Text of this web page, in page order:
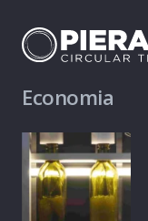
Economia